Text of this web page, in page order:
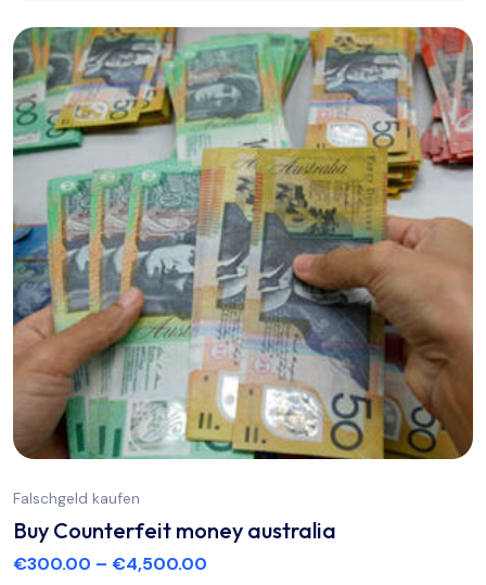
Falschgeld kaufen
Buy Counterfeit money australia
€300.00 – €4,500.00